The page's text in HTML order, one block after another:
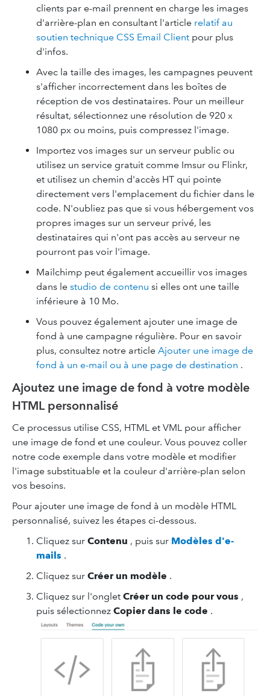
clients par e-mail prennent en charge les images
d'arrière-plan en consultant l'article relatif au
soutien technique CSS Email Client pour plus
d'infos.
Avec la taille des images, les campagnes peuvent
s'afficher incorrectement dans les boîtes de
réception de vos destinataires. Pour un meilleur
résultat, sélectionnez une résolution de 920 x
1080 px ou moins, puis compressez l'image.
Importez vos images sur un serveur public ou
utilisez un service gratuit comme Imsur ou Flinkr,
et utilisez un chemin d'accès HT qui pointe
directement vers l'emplacement du fichier dans le
code. N'oubliez pas que si vous hébergement vos
propres images sur un serveur privé, les
destinataires qui n'ont pas accès au serveur ne
pourront pas voir l'image.
Mailchimp peut également accueillir vos images
dans le studio de contenu si elles ont une taille
inférieure à 10 Mo.
Vous pouvez également ajouter une image de
fond à une campagne régulière. Pour en savoir
plus, consultez notre article Ajouter une image de
fond à un e-mail ou à une page de destination .
Ajoutez une image de fond à votre modèle
HTML personnalisé
Ce processus utilise CSS, HTML et VML pour afficher
une image de fond et une couleur. Vous pouvez coller
notre code exemple dans votre modèle et modifier
l'image substituable et la couleur d'arrière-plan selon
vos besoins.
Pour ajouter une image de fond à un modèle HTML
personnalisé, suivez les étapes ci-dessous.
Cliquez sur Contenu , puis sur Modèles d'e-
mails .
Cliquez sur Créer un modèle .
Cliquez sur l'onglet Créer un code pour vous ,
puis sélectionnez Copier dans le code .